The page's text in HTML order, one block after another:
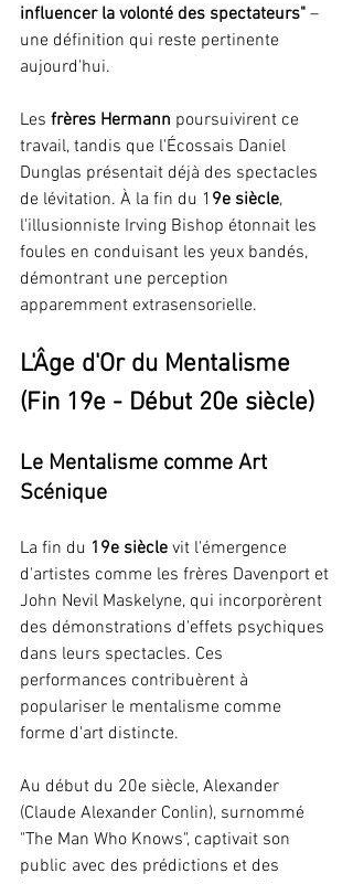
influencer la volonté des spectateurs" –
une définition qui reste pertinente
aujourd'hui.
Les frères Hermann poursuivirent ce
travail, tandis que l'Écossais Daniel
Dunglas présentait déjà des spectacles
de lévitation. À la fin du 1 9e siècle,
l'illusionniste Irving Bishop étonnait les
foules en conduisant les yeux bandés,
démontrant une perception
apparemment extrasensorielle.
L'Âge d'Or du Mentalisme
(Fin 19e - Début 20e siècle)
Le Mentalisme comme Art
Scénique
La fin du 19e siècle vit l'émergence
d'artistes comme les frères Davenport et
John Nevil Maskelyne, qui incorporèrent
des démonstrations d'effets psychiques
dans leurs spectacles. Ces
performances contribuèrent à
populariser le mentalisme comme
forme d'art distincte.
Au début du 20e siècle, Alexander
(Claude Alexander Conlin), surnommé
"The Man Who Knows", captivait son
public avec des prédictions et des